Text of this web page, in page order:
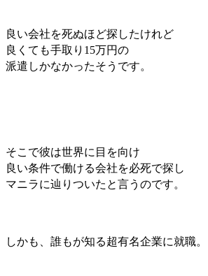
良い会社を死ぬほど探したけれど
良くても手取り15万円の
派遣しかなかったそうです。
そこで彼は世界に目を向け
良い条件で働ける会社を必死で探し
マニラに辿りついたと言うのです。
しかも、 誰もが知る超有名企業に就職。